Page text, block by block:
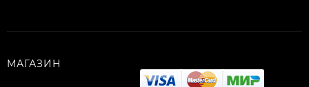
МАГАЗИН